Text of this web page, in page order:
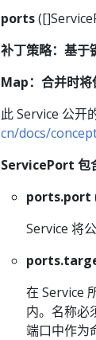
ports
补丁策略：基于
Map：合并时
此 Service 公开
cn/docs/
ServicePort 包
ports.port
Service 将
在 Service
内。名称必
端口中作为